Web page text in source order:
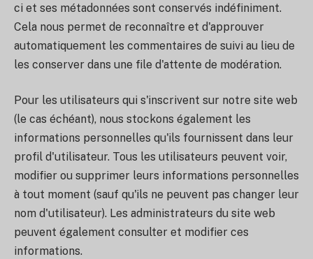
ci et ses métadonnées sont conservés indéfiniment.
Cela nous permet de reconnaître et d'approuver
automatiquement les commentaires de suivi au lieu de
les conserver dans une file d'attente de modération.
Pour les utilisateurs qui s'inscrivent sur notre site web
(le cas échéant), nous stockons également les
informations personnelles qu'ils fournissent dans leur
profil d'utilisateur. Tous les utilisateurs peuvent voir,
modifier ou supprimer leurs informations personnelles
à tout moment (sauf qu'ils ne peuvent pas changer leur
nom d'utilisateur). Les administrateurs du site web
peuvent également consulter et modifier ces
informations.